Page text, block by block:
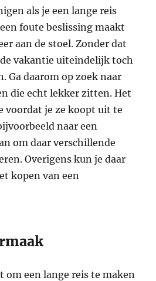
als je een lange reis
foute beslissing maakt
aan de stoel. Zonder dat
vakantie uiteindelijk toch
Ga daarom op zoek naar
die echt lekker zitten. Het
voordat je ze koopt uit te
naar een
om daar verschillende
Overigens kun je daar
kopen van een
om een lange reis te maken